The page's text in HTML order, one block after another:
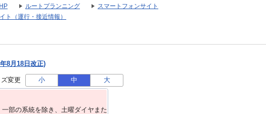
ルートプランニング
スマートフォンサイト
ト（運行・接近情報）
8月18日改正)
変更 小 中 大
部の系統を除き、⼟曜ダイヤまた